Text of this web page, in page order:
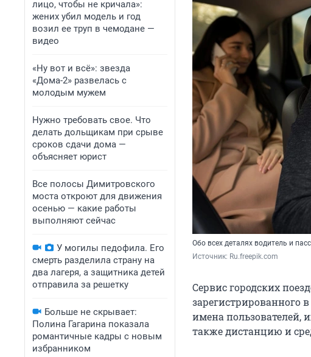
лицо, чтобы не кричала»:
жених убил модель и год
возил ее труп в чемодане —
видео
«Ну вот и всё»: звезда
«Дома-2» развелась с
молодым мужем
Нужно требовать свое. Что
делать дольщикам при срыве
сроков сдачи дома —
объясняет юрист
Все полосы Димитровского
моста откроют для движения
осенью — какие работы
выполняют сейчас
У могилы педофила. Его
смерть разделила страну на
два лагеря, а защитника детей
отправила за решетку
Больше не скрывает:
Полина Гагарина показала
романтичные кадры с новым
избранником
Обо всех деталях водитель и
Источник: Ru.freepik.com
Сервис городских
зарегистрированного
имена пользователей,
также дистанцию и